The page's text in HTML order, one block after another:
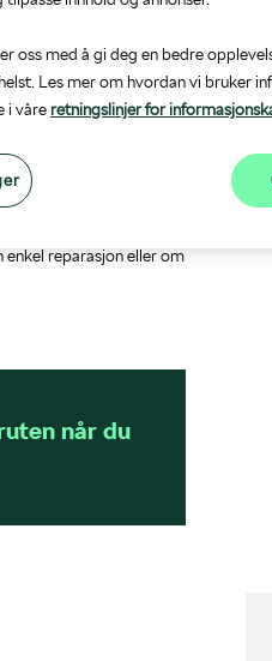
hos oss?
sprekker opp ytterligere.
Størrelse og
enkel reparasjon eller om
når du
oss med å gi deg en bedre
Les mer om hvordan vi bruker
i våre retningslinjer for